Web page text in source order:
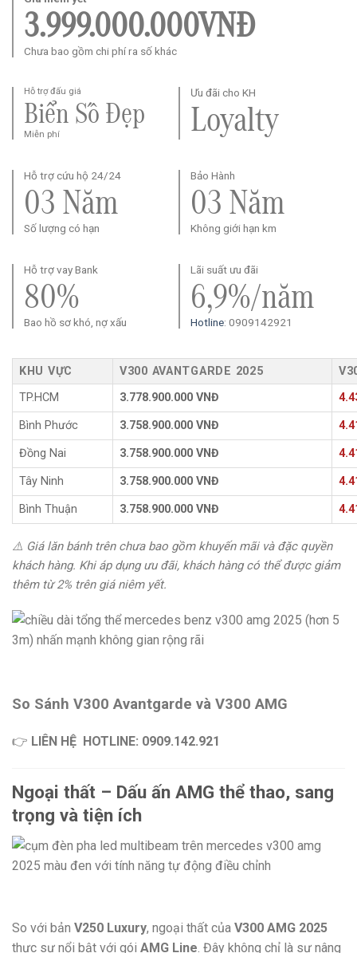
3.999.000.000VNĐ
Chưa bao gồm chi phí ra số khác
Hỗ trợ đấu giá
Biển Số Đẹp
Miễn phí
Ưu đãi cho KH
Loyalty
Hỗ trợ cứu hộ 24/24
03 Năm
Số lượng có hạn
Bảo Hành
03 Năm
Không giới hạn km
Hỗ trợ vay Bank
80%
Bao hồ sơ khó, nợ xấu
Lãi suất ưu đãi
6,9%/năm
Hotline: 0909142921
KHU VỰC V300 AVANTGARDE 2025
TP.HCM
3.778.900.000 VNĐ
Bình Phước 3.758.900.000 VNĐ
Đồng Nai 3.758.900.000 VNĐ
Tây Ninh 3.758.900.000 VNĐ
Bình Thuận 3.758.900.000 VNĐ
⚠️ Giá lăn bánh trên chưa bao gồm khuyến mãi và đặc quyền
khách hàng. Khi áp dụng ưu đãi, khách hàng có thể được giảm
thêm từ 2% trên giá niêm yết.
So Sánh V300 Avantgarde và V300 AMG
👉 LIÊN HỆ HOTLINE: 0909.142.921
Ngoại thất – Dấu ấn AMG thể thao, sang
trọng và tiện ích
So với bản V250 Luxury, ngoại thất của V300 AMG 2025
thực sự nổi bật với gói AMG Line. Đây không chỉ là sự nâng